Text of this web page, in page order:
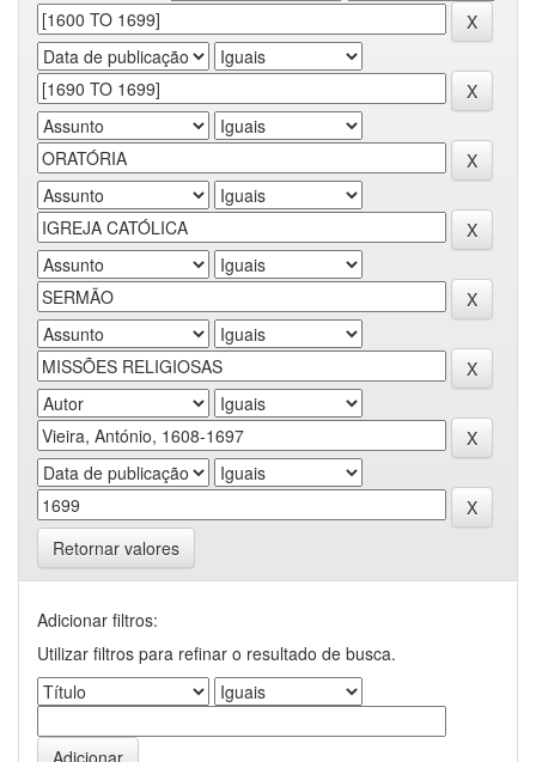
Retornar valores
Adicionar filtros:
Utilizar filtros para refinar o resultado de busca.